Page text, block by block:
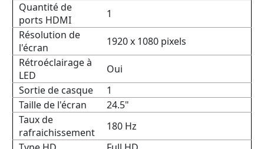
Quantité de
ports HDMI
1
Résolution de
l'écran
1920 x 1080 pixels
Rétroéclairage à
LED
Oui
Sortie de casque
1
Taille de l'écran
24.5"
Taux de
rafraichissement
180 Hz